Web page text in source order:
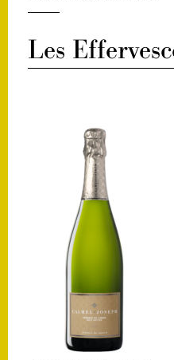
Les
caves de l’abbaye bénédictine
de Saint-Hilaire, lorsqu’un
moine découvrit que le vin qu’il
avait mis en bouteilles et
soigneusement bouché de liège
formait des bulles, comme s’il
commençait une nouvelle
fermentation. Le premier brut
du monde venait de naître au
sein du vignoble limouxin, dans
cette magnifique abbaye de
produits dans l’appellation :
– La Blanquette de Limoux : un
brut qui privilégie le cépage
traditionnel du Cru, le Mauzac.
Lors de l’assemblage, ce